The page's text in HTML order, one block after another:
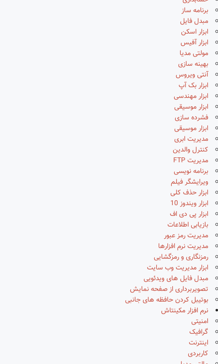
برنامه ساز
مبدل فایل
ابزار اسکن
ابزار آفیس
مولتی مدیا
بهینه سازی
آنتی ویروس
ابزار بک آپ
ابزار مهندسی
ابزار موسیقی
فشرده سازی
ابزار موسیقی
مدیریت ابری
کنترل والدین
مدیریت FTP
برنامه نویسی
ویرایشگر فیلم
ابزار حذف کلی
ابزار ویندوز 10
ابزار پی دی اف
بازیابی اطلاعات
مدیریت رمز عبور
مدیریت نرم افزارها
رمزنگاری و رمزگشایی
ابزار مدیریت وب سایت
مبدل فایل های ویدئویی
تصویربرداری از صفحه نمایش
بوتیبل کردن حافظه های جانبی
نرم افزار مکینتاش
امنیتی
گرافیک
اینترنت
کاربردی